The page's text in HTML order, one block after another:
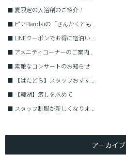
■ 夏限定の入浴剤のご紹介！
■ ピアBandaiの「さんかくとも...
■ LINEクーポンでお得に宿泊い...
■ アメニティコーナーのご案内...
■ 素敵なコンサートのお知らせ
■
【ばたどら】スタッフおすす...
■
【瓢湖】癒しを求めて
■ スタッフ制服が新しくなりま...
アーカイブ